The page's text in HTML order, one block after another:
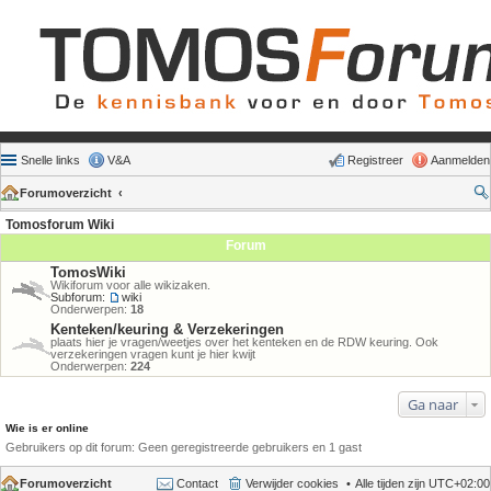
Snelle links V&A Aanmelden
Registreer
Forumoverzicht
Tomosforum Wiki
Forum
TomosWiki
Wikiforum voor alle wikizaken.
Subforum:
wiki
Onderwerpen: 18
Kenteken/keuring & Verzekeringen
plaats hier je vragen/weetjes over het kenteken en de RDW keuring. Ook
verzekeringen vragen kunt je hier kwijt
Onderwerpen: 224
Ga naar
Wie is er online
Gebruikers op dit forum: Geen geregistreerde gebruikers en 1 gast
Forumoverzicht Alle tijden zijn UTC+02:00
Verwijder cookies
Contact